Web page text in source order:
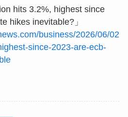
hits 3.2%, highest since
hikes inevitable?」
business/2026/06/02
since-2023-are-ecb-